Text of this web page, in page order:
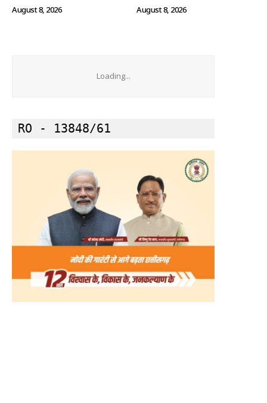
August 8, 2026 August 8, 2026
Loading...
RO - 13848/61